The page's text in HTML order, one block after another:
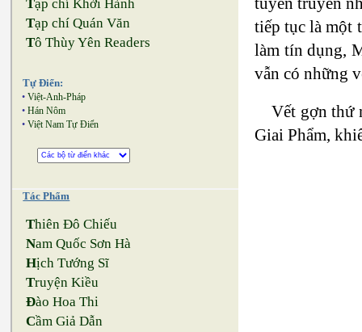
Tạp chí Khởi Hành
Tạp chí Quán Văn
Tô Thùy Yên Readers
Tự Điển:
• Việt-Anh-Pháp
• Hán Nôm
• Việt Nam Tự Điển
Tác Phẩm
Thiên Đô Chiếu
Nam Quốc Sơn Hà
Hịch Tướng Sĩ
Truyện Kiều
Đào Hoa Thi
Cầm Giả Dẫn
tiếp tục là một
làm tín dụng,
vẫn có những
Vết gợn thứ
Giai Phẩm,